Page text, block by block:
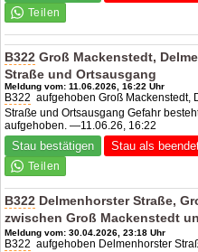
B322 Groß Mackenstedt,
Straße und Ortsausgang
Meldung vom: 11.06.2026, 16:22 Uhr
B322 aufgehoben Groß Mackenstedt,
Straße und Ortsausgang Gefahr
aufgehoben. —11.06.26, 16:22
Stau bestätigen Stau als
B322 Delmenhorster Straße,
zwischen Groß Mackenstedt
Meldung vom: 30.04.2026, 23:18 Uhr
B322 aufgehoben Delmenhorster